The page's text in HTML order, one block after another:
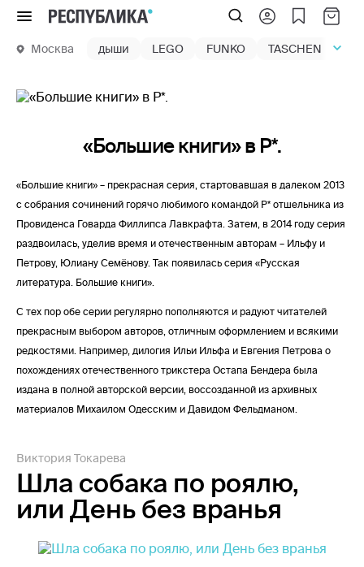
Меню
Москва дыши LEGO FUNKO TASCHEN
«Большие книги» в Р*.
«Большие книги» – прекрасная серия, стартовавшая в далеком 2013
с собрания сочинений горячо любимого командой Р* отшельника из
Провиденса Говарда Филлипса Лавкрафта. Затем, в 2014 году серия
раздвоилась, уделив время и отечественным авторам – Ильфу и
Петрову, Юлиану Семёнову. Так появилась серия «Русская
литература. Большие книги».
С тех пор обе серии регулярно пополняются и радуют читателей
прекрасным выбором авторов, отличным оформлением и всякими
редкостями. Например, дилогия Ильи Ильфа и Евгения Петрова о
похождениях отечественного трикстера Остапа Бендера была
издана в полной авторской версии, воссозданной из архивных
материалов Михаилом Одесским и Давидом Фельдманом.
Виктория Токарева
Шла собака по роялю,
или День без вранья